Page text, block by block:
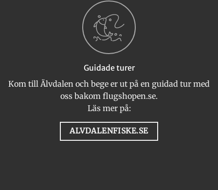
Guidade turer
Kom till Älvdalen och bege er ut på en guidad tur med
oss bakom flugshopen.se.
Läs mer på:
ALVDALENFISKE.SE